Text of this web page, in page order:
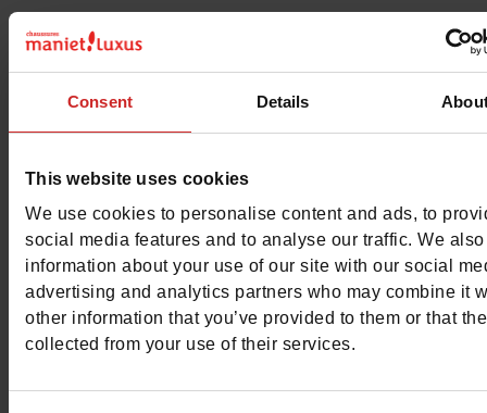
Consent Details
This website uses cookies
We use cookies to personalise content and ads, to
social media features and to analyse our traffic. We
information about your use of our site with our social
advertising and analytics partners who may combine it
other information that you’ve provided to them or that
collected from your use of their services.
Conseil largeur
Waterproof Non
Conseil taille
Prenez votre pointure
habituelle
Gamme Adidas Cloudfoam